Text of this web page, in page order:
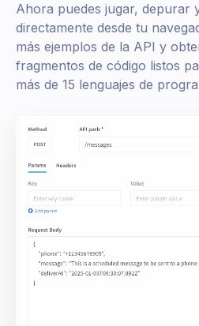
Ahora puedes jugar, depurar
directamente desde tu
más ejemplos de la API y
fragmentos de código listos
más de 15 lenguajes de